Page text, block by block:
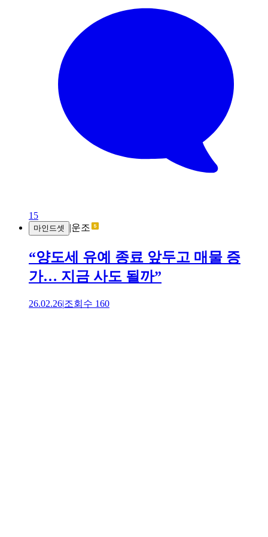
15
마인드셋 |운조
“양도세 유예 종료 앞두고 매물 증
가… 지금 사도 될까”
26.02.26|조회수 160